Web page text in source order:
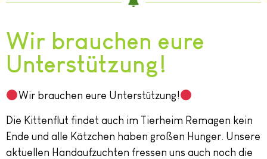
Wir brauchen eure
Unterstützung!
Wir brauchen eure Unterstützung!
Die Kittenflut findet auch im Tierheim Remagen kein
Ende und alle Kätzchen haben großen Hunger. Unsere
aktuellen Handaufzuchten fressen uns auch noch die